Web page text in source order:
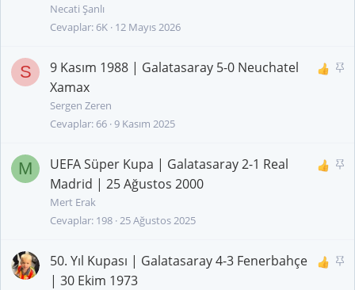
Necati Şanlı
Cevaplar 6K 12 Mayıs 2026
S
S
9 Kasım 1988 | Galatasaray 5-0 Neuchatel
Xamax
Sergen Zeren
Cevaplar 66 9 Kasım 2025
M
S
UEFA Süper Kupa | Galatasaray 2-1 Real
Madrid | 25 Ağustos 2000
Mert Erak
Cevaplar 198 25 Ağustos 2025
S
50. Yıl Kupası | Galatasaray 4-3 Fenerbahçe
| 30 Ekim 1973